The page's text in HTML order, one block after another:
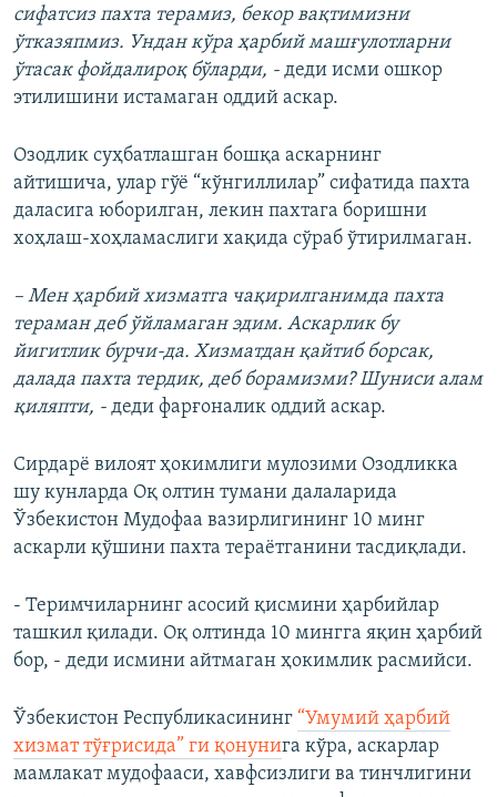
сифатсиз пахта терамиз, бекор вақтимизни
ўтказяпмиз. Ундан кўра ҳарбий машғулотларни
ўтасак фойдалироқ бўларди, - деди исми ошкор
этилишини истамаган оддий аскар.
Озодлик суҳбатлашган бошқа аскарнинг
айтишича, улар гўё “кўнгиллилар” сифатида пахта
даласига юборилган, лекин пахтага боришни
хоҳлаш-хоҳламаслиги хақида сўраб ўтирилмаган.
– Мен ҳарбий хизматга чақирилганимда пахта
тераман деб ўйламаган эдим. Аскарлик бу
йигитлик бурчи-да. Хизматдан қайтиб борсак,
далада пахта тердик, деб борамизми? Шуниси алам
қиляпти, - деди фарғоналик оддий аскар.
Сирдарё вилоят ҳокимлиги мулозими Озодликка
шу кунларда Оқ олтин тумани далаларида
Ўзбекистон Мудофаа вазирлигининг 10 минг
аскарли қўшини пахта тераётганини тасдиқлади.
- Теримчиларнинг асосий қисмини ҳарбийлар
ташкил қилади. Оқ олтинда 10 мингга яқин ҳарбий
бор, - деди исмини айтмаган ҳокимлик расмийси.
Ўзбекистон Республикасининг “Умумий ҳарбий
хизмат тўғрисида” ги қонунига кўра, аскарлар
мамлакат мудофааси, хавфсизлиги ва тинчлигини